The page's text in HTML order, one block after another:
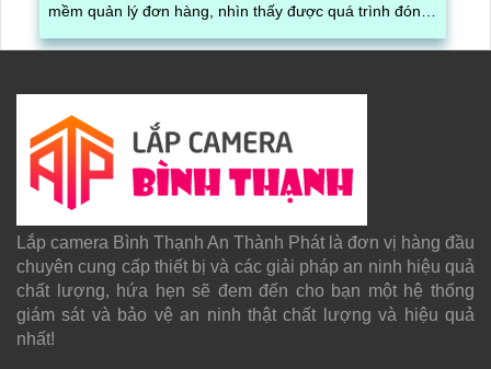
mềm quản lý đơn hàng, nhìn thấy được quá trình đóng
được ghi lại một cách dễ dàng
Lắp camera Bình Thạnh An Thành Phát là đơn vị hàng đầu
chuyên cung cấp thiết bị và các giải pháp an ninh hiệu quả
chất lượng, hứa hẹn sẽ đem đến cho bạn một hệ thống
giám sát và bảo vệ an ninh thật chất lượng và hiệu quả
nhất!